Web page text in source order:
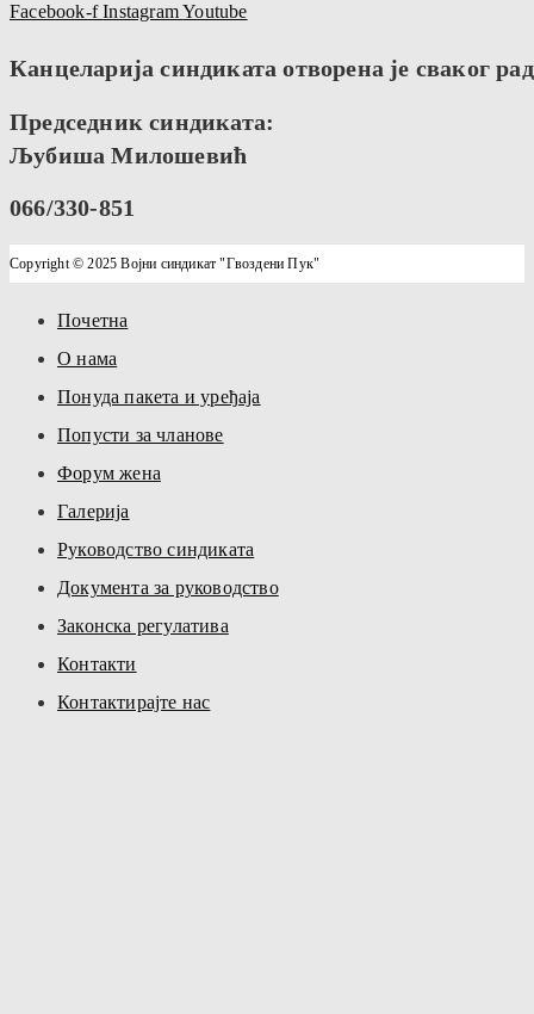
Facebook-f InstagramYoutube
Канцеларија синдиката отворена је сваког
Председник синдиката:
Љубиша Милошевић
066/330-851
Copyright © 2025 Војни синдикат "Гвоздени Пук"
Почетна
О нама
Понуда пакета и уређаја
Попусти за чланове
Форум жена
Галерија
Руководство синдиката
Документа за руководство
Законска регулатива
Контакти
Контактирајте нас